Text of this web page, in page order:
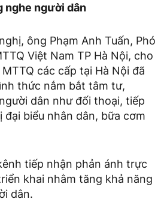
nghe người dân
ông Phạm Anh Tuấn, Phó
Việt Nam TP Hà Nội, cho
các cấp tại Hà Nội đã
thức nắm bắt tâm tư,
dân như đối thoại, tiếp
biểu nhân dân, bữa cơm
tiếp nhận phản ánh trực
khai nhằm tăng khả năng
dân.